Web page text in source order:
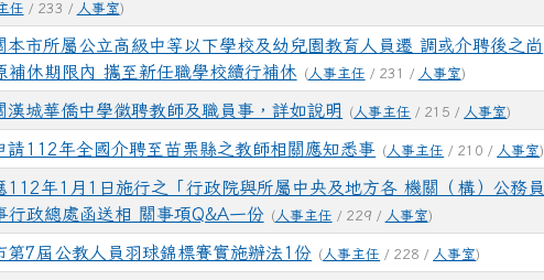
任 / 233 / 人事室)
本市所屬公立高級中等以下學校及幼兒園教育人員遷 調或介聘後之尚
補休期限內 攜至新任職學校續行補休
(人事主任 / 231 / 人事室)
漢城華僑中學徵聘教師及職員事，詳如說明 ( 人事主任 / 215 / 人事室)
請112年全國介聘至苗栗縣之教師相關應知悉事 ( 人事主任 / 210 / 人事室)
112年1月1日施行之「行政院與所屬中央及地方各 機關（構）公務員
行政總處函送相 關事項Q&A一份
(人事主任 / 229 / 人事室)
第7屆公教人員羽球錦標賽實施辦法1份 ( 人事主任 / 228 / 人事室)